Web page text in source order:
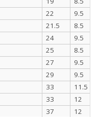
22 9.5
21.5 8.5
24 9.5
25 8.5
27 9.5
29 9.5
33 11.5
33 12
37 12